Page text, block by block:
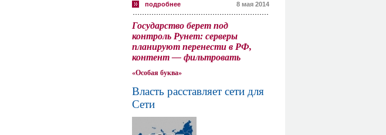
подробнее 8 мая 2014
Государство берет под
контроль Рунет: серверы
планируют перенести в РФ,
контент — фильтровать
«Особая буква»
Власть расставляет сети для
Сети